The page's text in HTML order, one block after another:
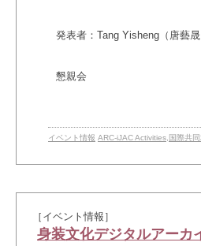
発表者：Tang Yisheng（唐藝晟
懇親会
イベント情報 ARC-iJAC Activities 国際共
［イベント情報］
身装文化デジタルアー